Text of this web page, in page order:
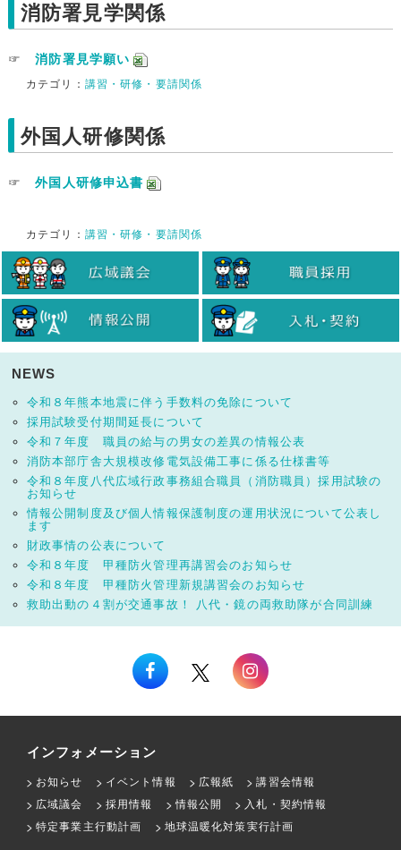
消防署見学関係
☞消防署見学願い
カテゴリ： 講習・研修・要請関係
外国人研修関係
☞外国人研修申込書
カテゴリ： 講習・研修・要請関係
NEWS
令和８年熊本地震に伴う手数料の免除について
採用試験受付期間延長について
令和７年度 職員の給与の男女の差異の情報公表
消防本部庁舎大規模改修電気設備工事に係る仕様書等
令和８年度八代広域行政事務組合職員（消防職員）採用試験の
お知らせ
情報公開制度及び個人情報保護制度の運用状況について公表し
ます
財政事情の公表について
令和８年度 甲種防火管理再講習会のお知らせ
令和８年度 甲種防火管理新規講習会のお知らせ
救助出動の４割が交通事故！ 八代・鏡の両救助隊が合同訓練
インフォメーション
お知らせ イベント情報 広報紙
講習会情報
広域議会
採用情報 情報公開
入札・契約情報
特定事業主行動計画
地球温暖化対策実行計画